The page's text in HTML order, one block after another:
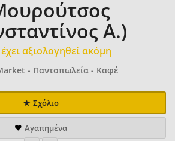
Α.)
αξιολογηθεί ακόμη
- Παντοπωλεία - Καφέ
Σχόλιο
Αγαπημένα